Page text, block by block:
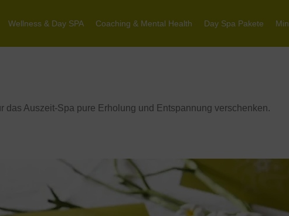
Wellness & Day SPA Coaching & Mental Health Day Spa Pakete
Auszeit-Spa pure Erholung und Entspannung verschenken.